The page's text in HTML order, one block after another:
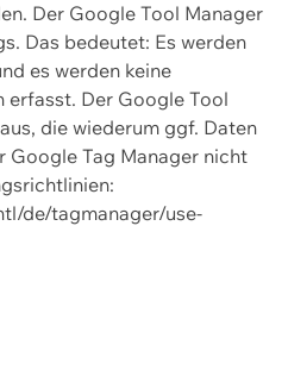
Der Google Tool Manager
Das bedeutet: Es werden
es werden keine
erfasst. Der Google Tool
die wiederum ggf. Daten
Tag Manager nicht
de/tagmanager/use-